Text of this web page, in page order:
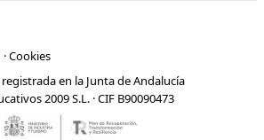
·Cookies
registrada en la Junta de Andalucía
2009 S.L. · CIF B90090473